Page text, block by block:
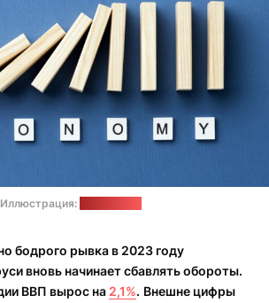
Иллюстрация:
бодрого рывка в 2023 году
вновь начинает сбавлять обороты.
ВВП вырос на 2,1%. Внешне цифры